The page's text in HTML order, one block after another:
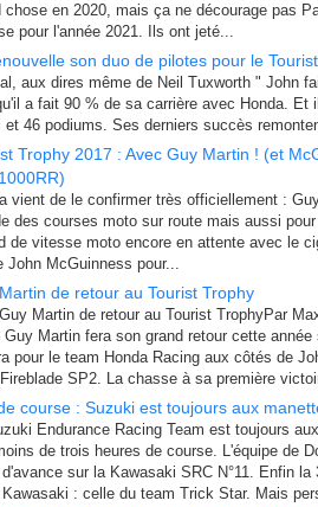
chose en 2020, mais ça ne décourage pas
pour l'année 2021. Ils ont jeté...
son duo de pilotes pour le
aux dires même de Neil Tuxworth " John
a fait 90 % de sa carrière avec Honda. Et
46 podiums. Ses derniers succès
Trophy 2017 : Avec Guy Martin ! (et
vient de le confirmer très officiellement :
des courses moto sur route mais aussi
de vitesse moto encore en attente avec le
John McGuinness pour...
de retour au Tourist Trophy
Martin de retour au Tourist TrophyPar
Guy Martin fera son grand retour cette
pour le team Honda Racing aux côtés de
SP2. La chasse à sa première
course : Suzuki est toujours aux
Endurance Racing Team est toujours
de trois heures de course. L'équipe de
sur la Kawasaki SRC N°11. Enfin
: celle du team Trick Star. Mais